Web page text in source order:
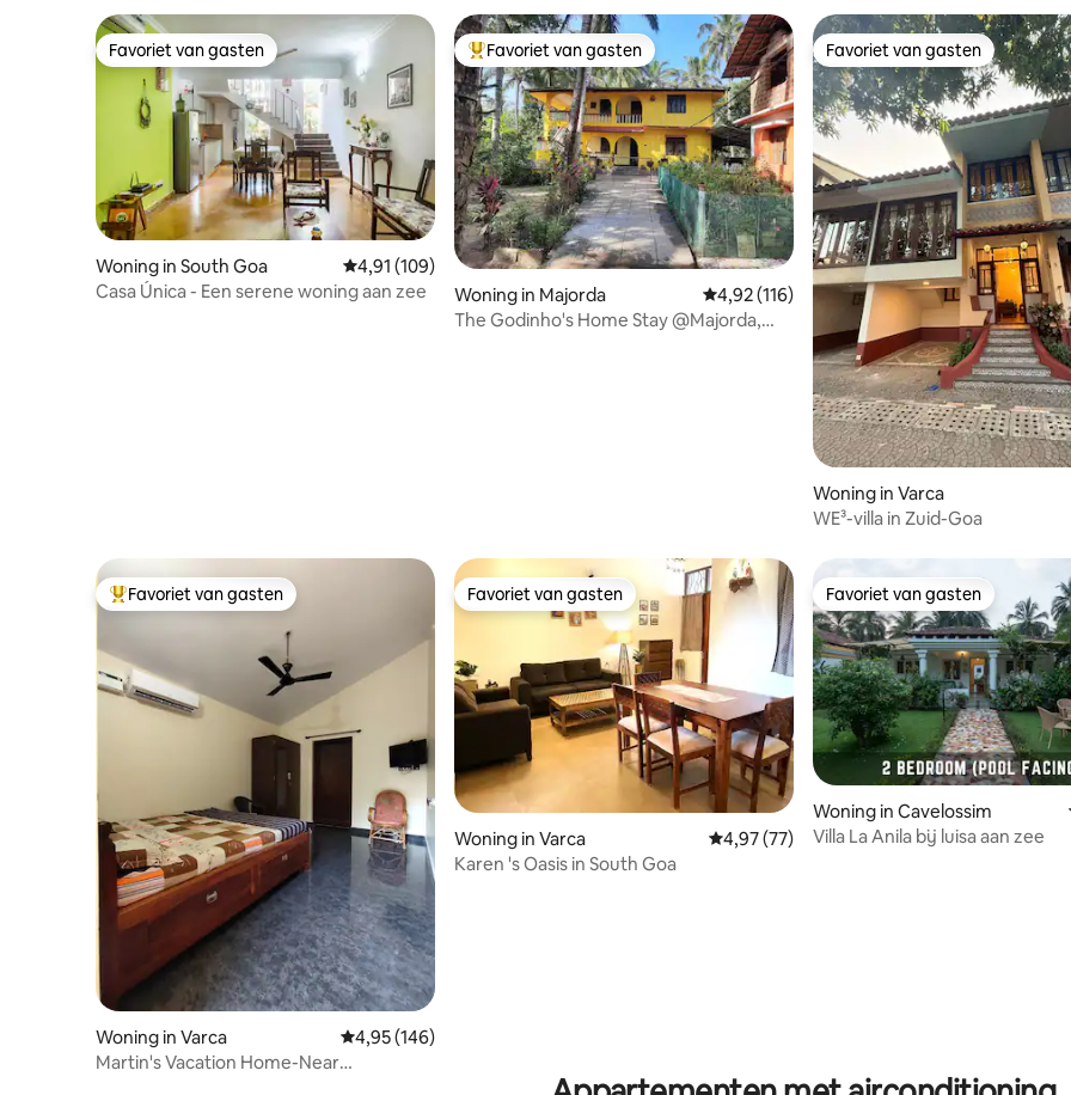
Favoriet van gasten
Favoriet van gasten
Woning in South Goa Gemiddelde beoordeling van 4,91 op 5, 109 recensies
4,91 (109)
Casa Única - Een serene woning aan zee
Topfavoriet van gasten
Favoriet van gasten
Woning in Majorda Gemiddelde beoordeling van 4,92 op 5, 116
4,92 (116)
The Godinho's Home Stay @Majorda,
Favoriet van gasten
Favoriet van gasten
Woning in Varca
WE³-villa in Zuid-Goa
Topfavoriet van gasten
Favoriet van gasten
Woning in Varca Gemiddelde beoordeling van 4,95 op 5, 146 recensies
4,95 (146)
Martin's Vacation Home-Near
Favoriet van gasten
Favoriet van gasten
Woning in Varca Gemiddelde beoordeling van 4,97 op 5, 77
4,97 (77)
Karen 's Oasis in South Goa
Favoriet van gasten
Favoriet van gasten
Woning in Cavelossim
Villa La Anila bij luisa aan zee